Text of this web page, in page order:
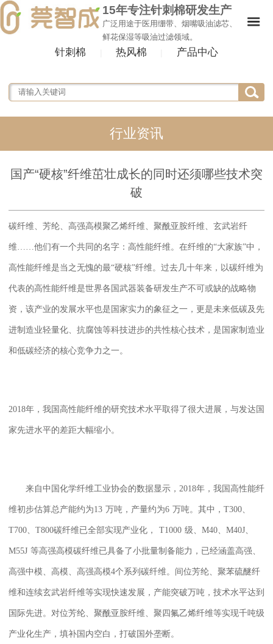
15年专注针刺棉研发生产
广泛用途于医用绷带、烟嘴吸油滤芯、
鲜花保湿等吸油过滤领域。
针刺棉 热风棉 产品中心
行业资讯
国产“硬核”纤维茁壮成长的同时还须哪些技术突
破
碳纤维、芳纶、高强高模聚乙烯纤维、聚酰亚胺纤维、玄武岩纤
维……他们有一个共同的名字：高性能纤维。在纤维的“大家族”中，
高性能纤维是当之无愧的最“硬核”纤维。过去几十年来，以碳纤维为
代表的高性能纤维是世界各国武器装备研发生产不可或缺的战略物
资，该产业的发展水平也是国家实力的象征之一，更是未来低碳及先
进制造业轻量化、抗腐蚀等科技进步的共性核心技术，是国家制造业
和低碳经济的核心竞争力之一。
2018年，我国高性能纤维的研究技术水平取得了很大进展，与发达国
家先进水平的差距大幅缩小。
来自中国化学纤维工业协会的数据显示， 2018年，我国高性能纤
维初步估算总产能约为13 万吨，产量约为6 万吨。其中， T300、
T700、 T800碳纤维已全部实现产业化， T1000 级、 M40、 M40J、
M55J 等高强高模碳纤维已具备了小批量制备能力，已经涵盖高强、
高强中模、高模、高强高模4个系列碳纤维。间位芳纶、聚苯硫醚纤
维和连续玄武岩纤维等实现快速发展，产能突破万吨，技术水平达到
国际先进。对位芳纶、聚酰亚胺纤维、聚四氟乙烯纤维等实现千吨级
产业化生产，填补国内空白，打破国外垄断。